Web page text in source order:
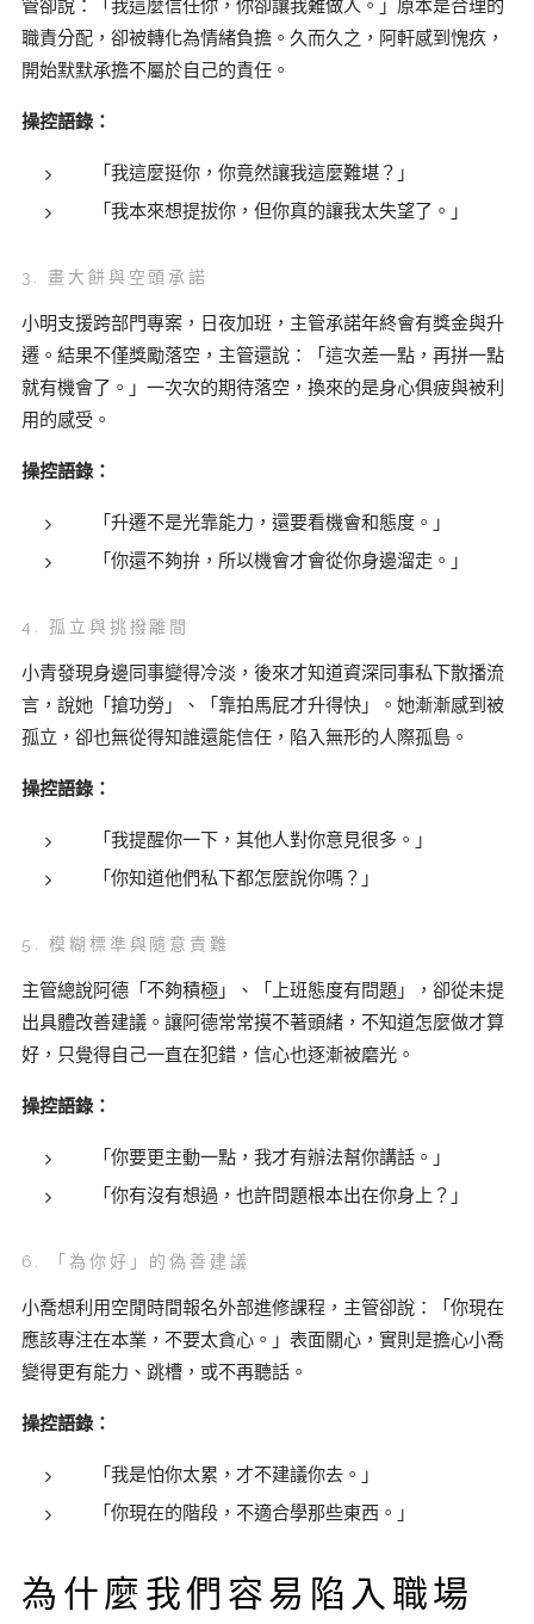
管卻說：「我這麼信任你，你卻讓我難做人。」原本是合理的
職責分配，卻被轉化為情緒負擔。久而久之，阿軒感到愧疚，
開始默默承擔不屬於自己的責任。
操控語錄：
「我這麼挺你，你竟然讓我這麼難堪？」
「我本來想提拔你，但你真的讓我太失望了。」
3. 畫大餅與空頭承諾
小明支援跨部門專案，日夜加班，主管承諾年終會有獎金與升
遷。結果不僅獎勵落空，主管還說：「這次差一點，再拼一點
就有機會了。」一次次的期待落空，換來的是身心俱疲與被利
用的感受。
操控語錄：
「升遷不是光靠能力，還要看機會和態度。」
「你還不夠拚，所以機會才會從你身邊溜走。」
4. 孤立與挑撥離間
小青發現身邊同事變得冷淡，後來才知道資深同事私下散播流
言，說她「搶功勞」、「靠拍馬屁才升得快」。她漸漸感到被
孤立，卻也無從得知誰還能信任，陷入無形的人際孤島。
操控語錄：
「我提醒你一下，其他人對你意見很多。」
「你知道他們私下都怎麼說你嗎？」
5. 模糊標準與隨意責難
主管總說阿德「不夠積極」、「上班態度有問題」，卻從未提
出具體改善建議。讓阿德常常摸不著頭緒，不知道怎麼做才算
好，只覺得自己一直在犯錯，信心也逐漸被磨光。
操控語錄：
「你要更主動一點，我才有辦法幫你講話。」
「你有沒有想過，也許問題根本出在你身上？」
6. 「為你好」的偽善建議
小喬想利用空閒時間報名外部進修課程，主管卻說：「你現在
應該專注在本業，不要太貪心。」表面關心，實則是擔心小喬
變得更有能力、跳槽，或不再聽話。
操控語錄：
「我是怕你太累，才不建議你去。」
「你現在的階段，不適合學那些東西。」
為什麼我們容易陷入職場